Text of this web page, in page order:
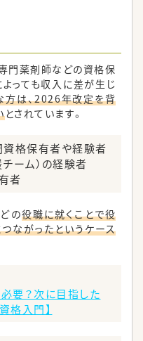
門薬剤師などの資格保
っても収入に差が生じ
方は、2026年改定を背
とされています。
資格保有者や経験者
ーム）の経験者
者
の役職に就くことで役
ながったというケース
要？次に目指した
格入門】